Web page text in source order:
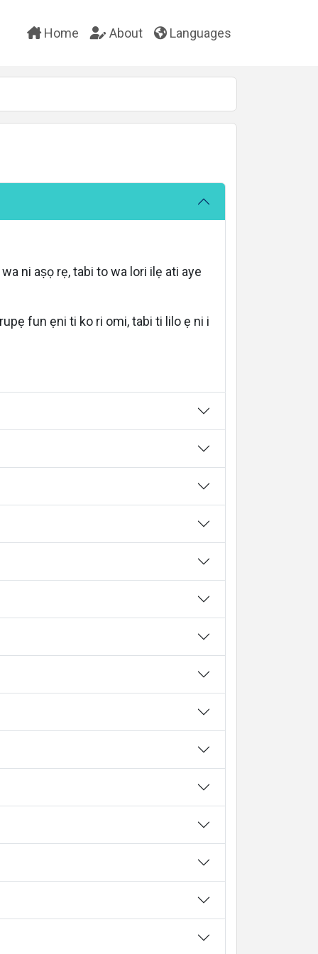
Home About Languages
ni aṣọ rẹ, tabi to wa lori ilẹ ati aye
fun ẹni ti ko ri omi, tabi ti lilo ẹ ni i